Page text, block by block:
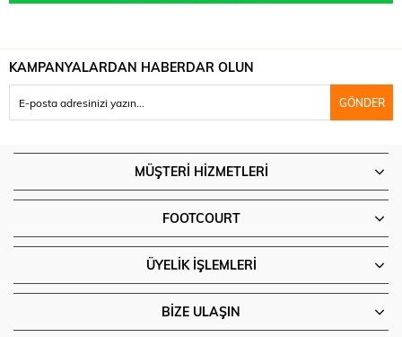
KAMPANYALARDAN HABERDAR OLUN
GÖNDER
MÜŞTERI HIZMETLERI
FOOTCOURT
ÜYELIK İŞLEMLERI
BIZE ULAŞIN